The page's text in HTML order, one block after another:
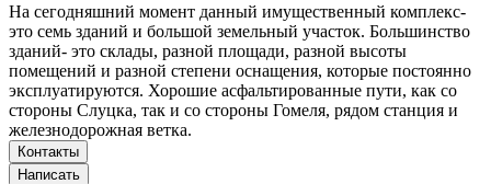
На сегодняшний момент данный имущественный комплекс-
это семь зданий и большой земельный участок. Большинство
зданий- это склады, разной площади, разной высоты
помещений и разной степени оснащения, которые постоянно
эксплуатируются. Хорошие асфальтированные пути, как со
стороны Слуцка, так и со стороны Гомеля, рядом станция и
железнодорожная ветка.
Контакты
Написать